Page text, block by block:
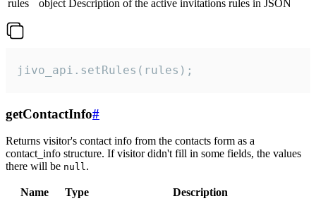
rules
object Description of the active invitations rules in JSON
jivo_api.setRules(rules);
getContactInfo#
Returns visitor's contact info from the contacts form as a
contact_info structure. If visitor didn't fill in some fields, the values
there will be null.
Name Type
Description